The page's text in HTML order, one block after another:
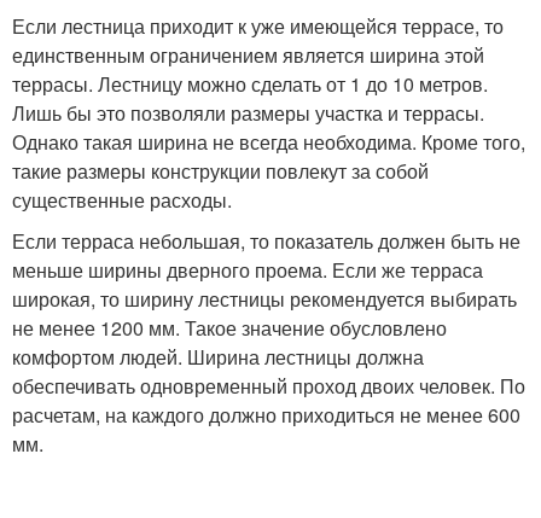
Если лестница приходит к уже имеющейся террасе, то
единственным ограничением является ширина этой
террасы. Лестницу можно сделать от 1 до 10 метров.
Лишь бы это позволяли размеры участка и террасы.
Однако такая ширина не всегда необходима. Кроме того,
такие размеры конструкции повлекут за собой
существенные расходы.
Если терраса небольшая, то показатель должен быть не
меньше ширины дверного проема. Если же терраса
широкая, то ширину лестницы рекомендуется выбирать
не менее 1200 мм. Такое значение обусловлено
комфортом людей. Ширина лестницы должна
обеспечивать одновременный проход двоих человек. По
расчетам, на каждого должно приходиться не менее 600
мм.